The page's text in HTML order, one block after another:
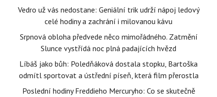
Vedro už vás nedostane: Geniální trik udrží nápoj ledový
celé hodiny a zachrání i milovanou kávu
Srpnová obloha předvede něco mimořádného. Zatmění
Slunce vystřídá noc plná padajících hvězd
Líbáš jako bůh: Poledňáková dostala stopku, Bartoška
odmítl sportovat a ústřední píseň, která film přerostla
Poslední hodiny Freddieho Mercuryho: Co se skutečně